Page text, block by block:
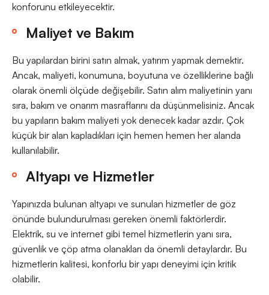
konforunu etkileyecektir.
Maliyet ve Bakım
Bu yapılardan birini satın almak, yatırım yapmak demektir.
Ancak, maliyeti, konumuna, boyutuna ve özelliklerine bağlı
olarak önemli ölçüde değişebilir. Satın alım maliyetinin yanı
sıra, bakım ve onarım masraflarını da düşünmelisiniz. Ancak
bu yapıların bakım maliyeti yok denecek kadar azdır. Çok
küçük bir alan kapladıkları için hemen hemen her alanda
kullanılabilir.
Altyapı ve Hizmetler
Yapınızda bulunan altyapı ve sunulan hizmetler de göz
önünde bulundurulması gereken önemli faktörlerdir.
Elektrik, su ve internet gibi temel hizmetlerin yanı sıra,
güvenlik ve çöp atma olanakları da önemli detaylardır. Bu
hizmetlerin kalitesi, konforlu bir yapı deneyimi için kritik
olabilir.